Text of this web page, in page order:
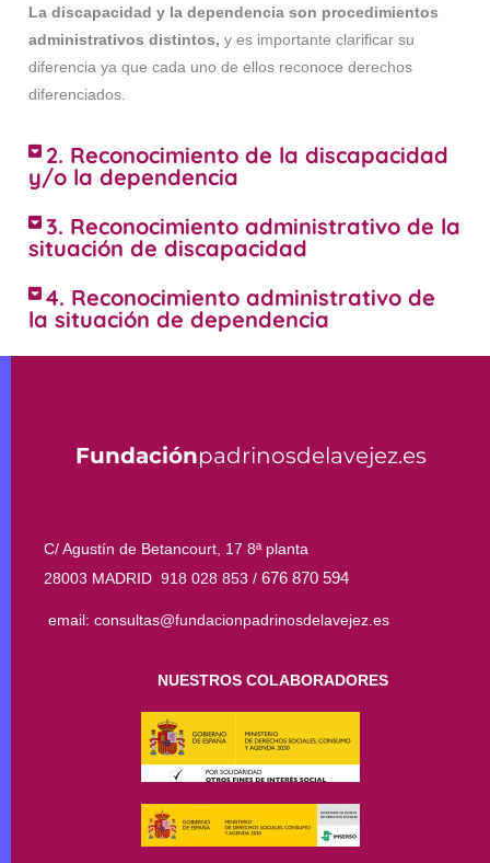
La discapacidad y la dependencia son procedimientos
administrativos distintos, y es importante clarificar su
diferencia ya que cada uno de ellos reconoce derechos
diferenciados.
2. Reconocimiento de la discapacidad
y/o la dependencia
3. Reconocimiento administrativo de la
situación de discapacidad
4. Reconocimiento administrativo de
la situación de dependencia
Fundaciónpadrinosdelavejez.es
C/ Agustín de Betancourt, 17 8ª planta
28003 MADRID 918 028 853 / 676 870 594
email: consultas@fundacionpadrinosdelavejez.es
NUESTROS COLABORADORES